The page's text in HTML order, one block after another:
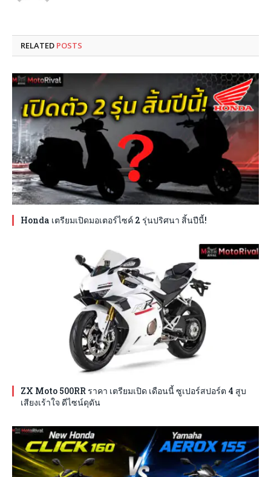
RELATED POSTS
Honda เตรียมเปิดมอเตอร์ไซค์ 2 รุ่นปริศนา สิ้นปีนี้!
ZX Moto 500RR ราคา เตรียมเปิด เดือนนี้ ซูเปอร์สปอร์ต 4 สูบ
เสียงเร้าใจ ดีไซน์ดุดัน